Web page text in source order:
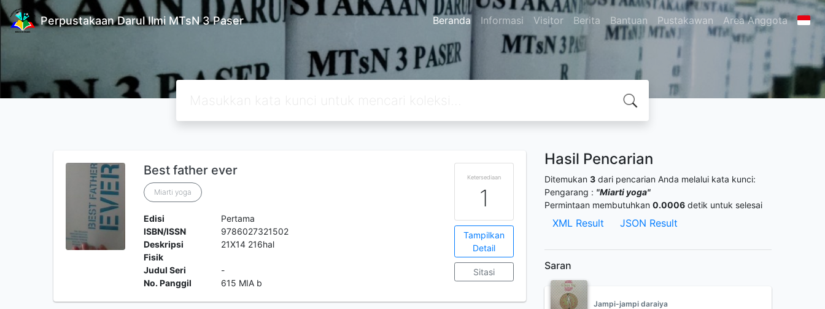
Perpustakaan Darul Ilmi MTsN 3 Paser Beranda Informasi Visitor Berita Bantuan Pustakawan Area Anggota
Best father ever
Miarti yoga
Edisi
Pertama
ISBN/ISSN
9786027321502
Deskripsi
Fisik
21X14 216hal
Judul Seri
-
No. Panggil
615 MIA b
Ketersediaan
1
Tampilkan
Detail
Sitasi
Hasil Pencarian
Ditemukan 3 dari pencarian Anda melalui kata kunci:
Pengarang : "Miarti yoga"
Permintaan membutuhkan 0.0006 detik untuk selesai
XML Result JSON Result
Saran
Jampi-jampi daraiya